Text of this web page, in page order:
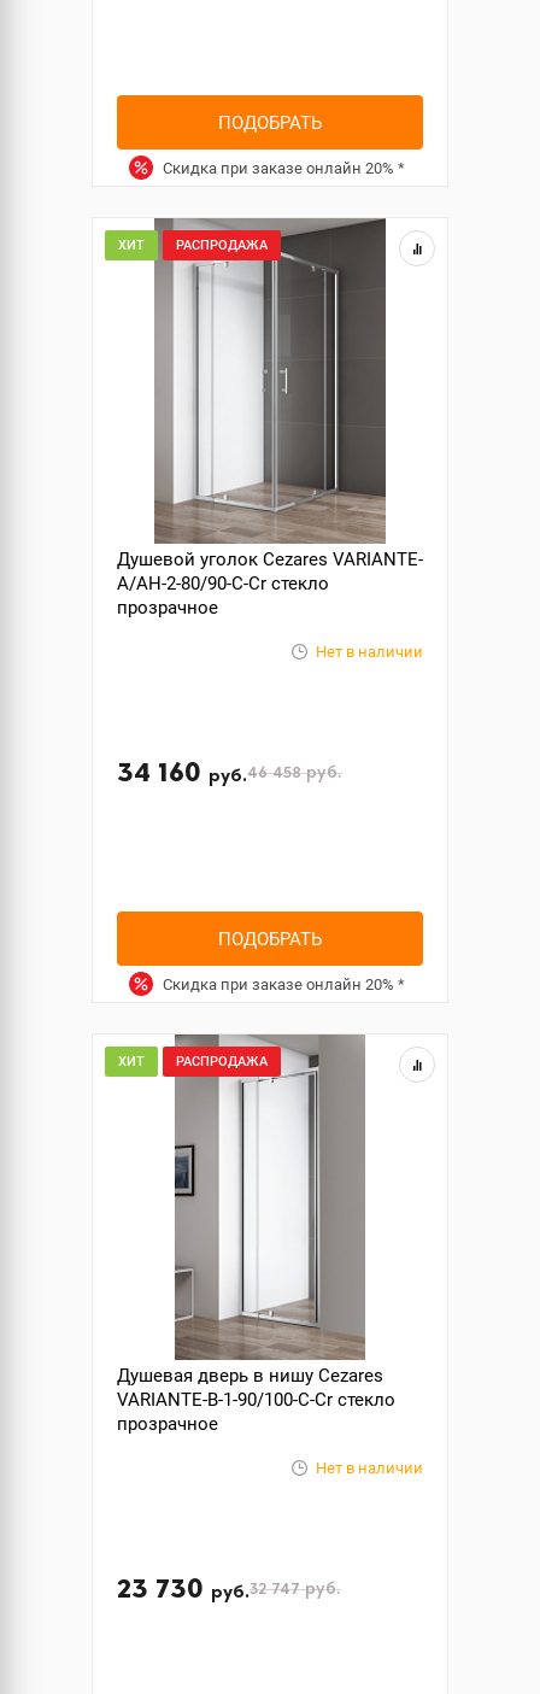
ПОДОБРАТЬ
Скидка при заказе онлайн 20% *
ХИТ РАСПРОДАЖА
Душевой уголок Cezares VARIANTE-
A/AH-2-80/90-C-Cr стекло
прозрачное
Нет в наличии
34 160 руб.46 458руб.
ПОДОБРАТЬ
Скидка при заказе онлайн 20% *
ХИТ РАСПРОДАЖА
Душевая дверь в нишу Cezares
VARIANTE-B-1-90/100-C-Cr стекло
прозрачное
Нет в наличии
23 730 руб.32 747руб.